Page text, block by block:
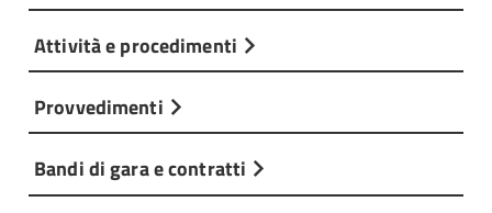
Attività e procedimenti
Provvedimenti
Bandi di gara e contratti